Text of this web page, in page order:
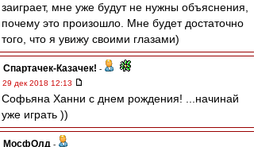
заиграет, мне уже будут не нужны объяснения,
почему это произошло. Мне будет достаточно
того, что я увижу своими глазами)
Спартачек-Казачек! -
29 дек 2018 12:13
Софьяна Ханни с днем рождения! ...начинай
уже играть ))
МосфОлд -